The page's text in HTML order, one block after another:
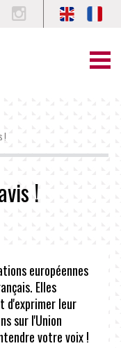
!
!
européennes
Elles
d'exprimer leur
sur l'Union
votre voix !